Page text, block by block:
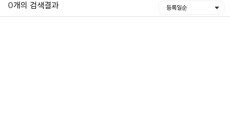
0개의 검색결과 등록일순